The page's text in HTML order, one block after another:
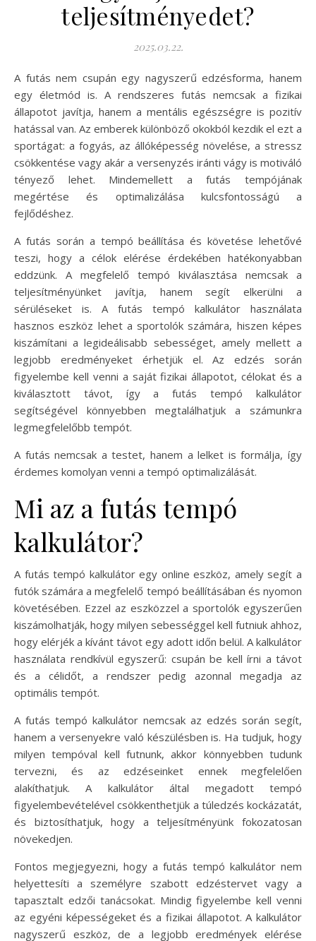
teljesítményedet?
2025.03.22.
A futás nem csupán egy nagyszerű edzésforma, hanem
egy életmód is. A rendszeres futás nemcsak a fizikai
állapotot javítja, hanem a mentális egészségre is pozitív
hatással van. Az emberek különböző okokból kezdik el ezt a
sportágat: a fogyás, az állóképesség növelése, a stressz
csökkentése vagy akár a versenyzés iránti vágy is motiváló
tényező lehet. Mindemellett a futás tempójának
megértése és optimalizálása kulcsfontosságú a
fejlődéshez.
A futás során a tempó beállítása és követése lehetővé
teszi, hogy a célok elérése érdekében hatékonyabban
eddzünk. A megfelelő tempó kiválasztása nemcsak a
teljesítményünket javítja, hanem segít elkerülni a
sérüléseket is. A futás tempó kalkulátor használata
hasznos eszköz lehet a sportolók számára, hiszen képes
kiszámítani a legideálisabb sebességet, amely mellett a
legjobb eredményeket érhetjük el. Az edzés során
figyelembe kell venni a saját fizikai állapotot, célokat és a
kiválasztott távot, így a futás tempó kalkulátor
segítségével könnyebben megtalálhatjuk a számunkra
legmegfelelőbb tempót.
A futás nemcsak a testet, hanem a lelket is formálja, így
érdemes komolyan venni a tempó optimalizálását.
Mi az a futás tempó
kalkulátor?
A futás tempó kalkulátor egy online eszköz, amely segít a
futók számára a megfelelő tempó beállításában és nyomon
követésében. Ezzel az eszközzel a sportolók egyszerűen
kiszámolhatják, hogy milyen sebességgel kell futniuk ahhoz,
hogy elérjék a kívánt távot egy adott időn belül. A kalkulátor
használata rendkívül egyszerű: csupán be kell írni a távot
és a célidőt, a rendszer pedig azonnal megadja az
optimális tempót.
A futás tempó kalkulátor nemcsak az edzés során segít,
hanem a versenyekre való készülésben is. Ha tudjuk, hogy
milyen tempóval kell futnunk, akkor könnyebben tudunk
tervezni, és az edzéseinket ennek megfelelően
alakíthatjuk. A kalkulátor által megadott tempó
figyelembevételével csökkenthetjük a túledzés kockázatát,
és biztosíthatjuk, hogy a teljesítményünk fokozatosan
növekedjen.
Fontos megjegyezni, hogy a futás tempó kalkulátor nem
helyettesíti a személyre szabott edzéstervet vagy a
tapasztalt edzői tanácsokat. Mindig figyelembe kell venni
az egyéni képességeket és a fizikai állapotot. A kalkulátor
nagyszerű eszköz, de a legjobb eredmények elérése